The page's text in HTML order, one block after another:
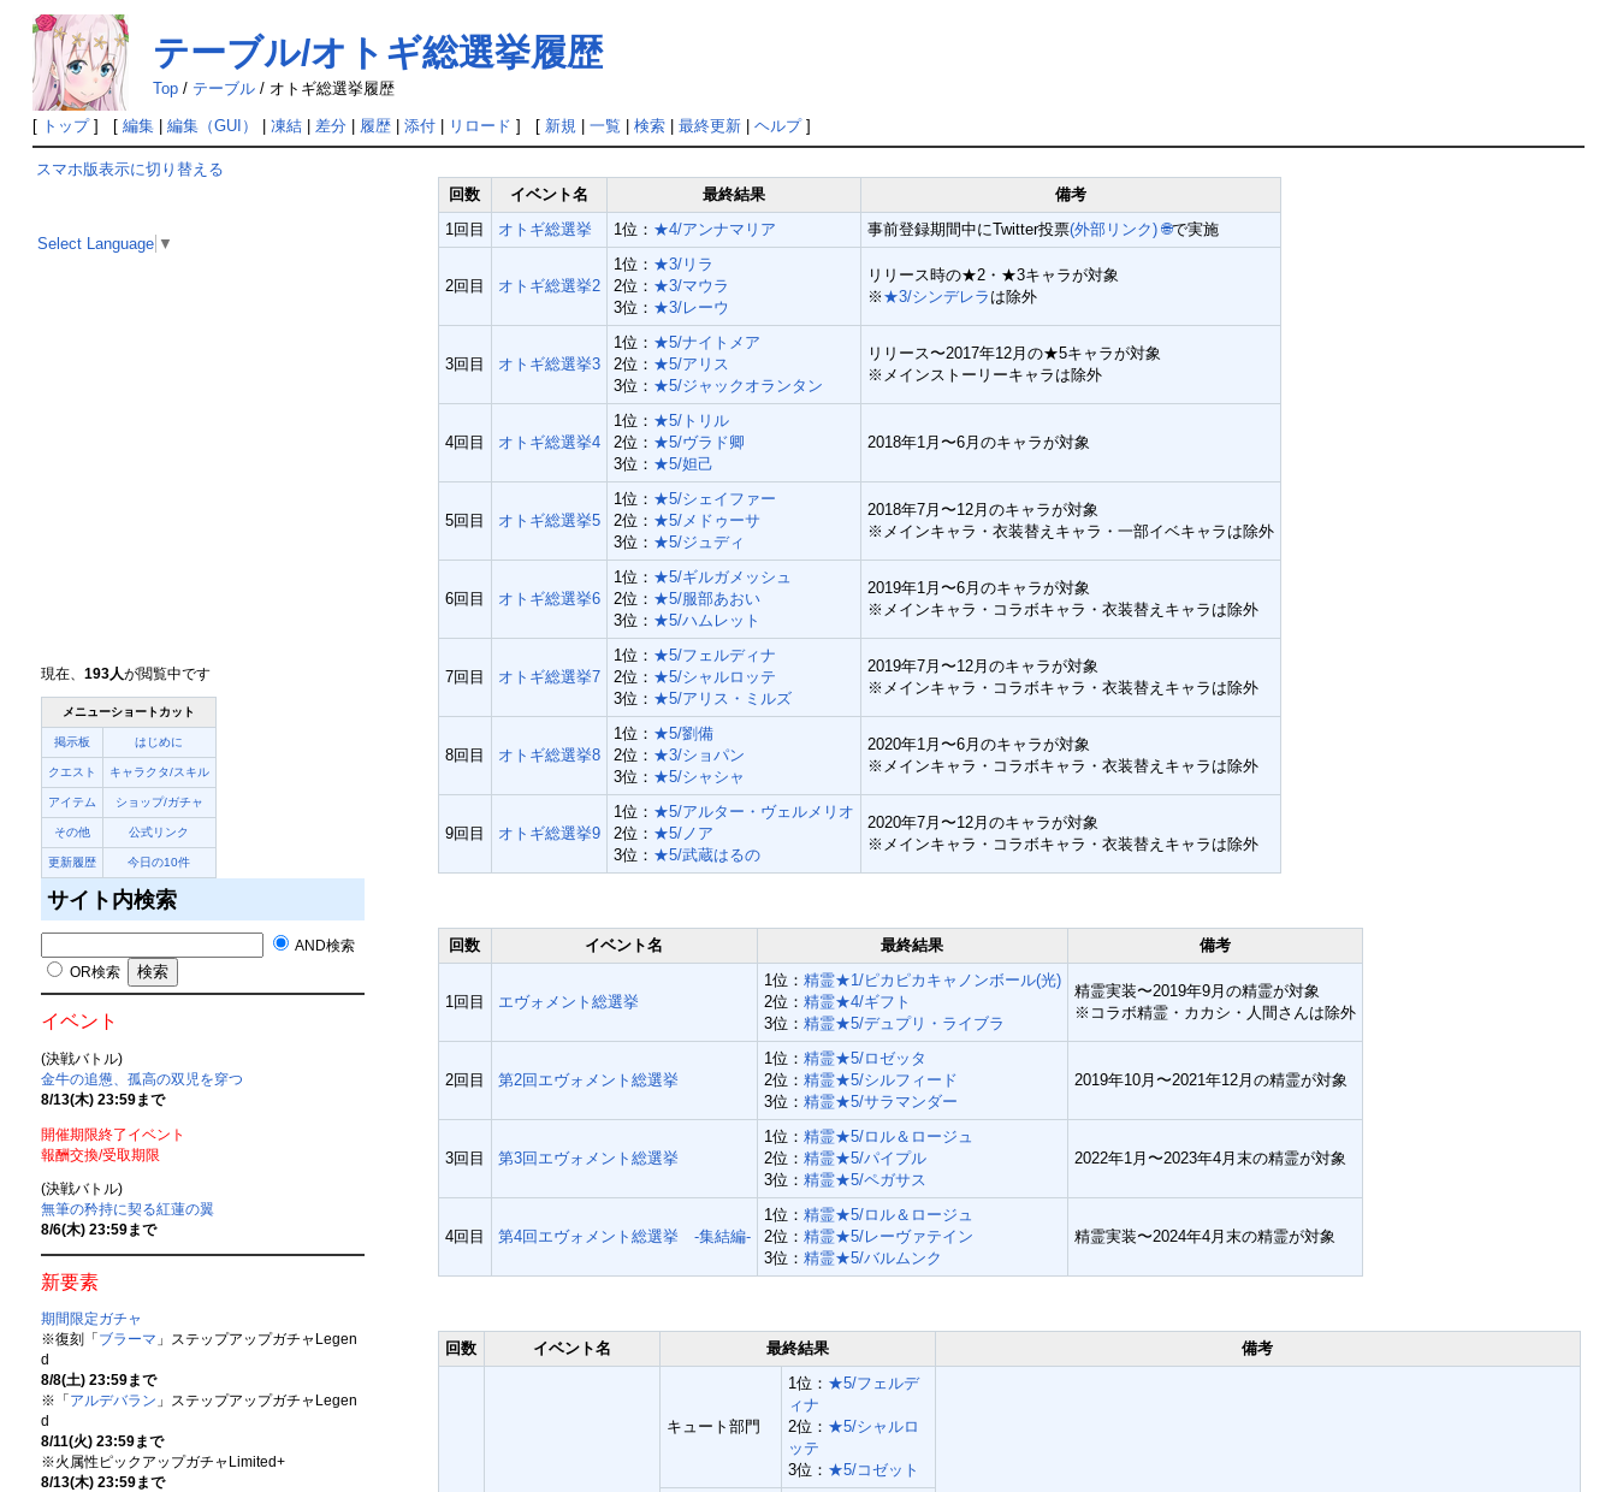
テーブル/オトギ総選挙履歴
Top/ テーブル/ オトギ総選挙履歴
[ トップ] [ 編集| 編集（GUI） 凍結| 差分| 履歴| 添付| リロード ] [ 新規| 一覧 検索| 最終更新| ヘルプ]
スマホ版表示に切り替える
Select Language ▼
現在、 193人が閲覧中です
メニューショートカット
掲示板 はじめに
クエスト キャラクタ/スキル
アイテム ショップ/ガチャ
その他 公式リンク
更新履歴 今日の10件
サイト内検索
AND検索
OR検索
イベント
(決戦バトル)
金牛の追憊、孤高の双児を穿つ
8/13(木) 23:59まで
開催期限終了イベント
報酬交換/受取期限
(決戦バトル)
無筆の矜持に契る紅蓮の翼
8/6(木) 23:59まで
新要素
期間限定ガチャ
※復刻「 ブラーマ 」ステップアップガチャLegen
d
8/8(土) 23:59まで
※「 アルデバラン 」ステップアップガチャLegen
d
8/11(火) 23:59まで
※火属性ピックアップガチャLimited+
8/13(木) 23:59まで
回数 イベント名 最終結果
備考
1回目
オトギ総選挙 1位： ★4/アンナマリア 事前登録期間中にTwitter投票(外部リンク)🌐で実施
2回目 オトギ総選挙2
1位： ★3/リラ
2位： ★3/マウラ
3位： ★3/レーウ
リリース時の★2・★3キャラが対象
※ ★3/シンデレラ は除外
3回目 オトギ総選挙3
1位： ★5/ナイトメア
2位： ★5/アリス
3位： ★5/ジャックオランタン
リリース〜2017年12月の★5キャラが対象
※メインストーリーキャラは除外
4回目 オトギ総選挙4
1位： ★5/トリル
2位： ★5/ヴラド卿
3位： ★5/妲己
2018年1月〜6月のキャラが対象
5回目 オトギ総選挙5
1位： ★5/シェイファー
2位： ★5/メドゥーサ
3位： ★5/ジュディ
2018年7月〜12月のキャラが対象
※メインキャラ・衣装替えキャラ・一部イベキャラは除外
6回目 オトギ総選挙6
1位： ★5/ギルガメッシュ
2位： ★5/服部あおい
3位： ★5/ハムレット
2019年1月〜6月のキャラが対象
※メインキャラ・コラボキャラ・衣装替えキャラは除外
7回目 オトギ総選挙7
1位： ★5/フェルディナ
2位： ★5/シャルロッテ
3位： ★5/アリス・ミルズ
2019年7月〜12月のキャラが対象
※メインキャラ・コラボキャラ・衣装替えキャラは除外
8回目 オトギ総選挙8
1位： ★5/劉備
2位： ★3/ショパン
3位： ★5/シャシャ
2020年1月〜6月のキャラが対象
※メインキャラ・コラボキャラ・衣装替えキャラは除外
9回目 オトギ総選挙9
1位： ★5/アルター・ヴェルメリオ
2位： ★5/ノア
3位： ★5/武蔵はるの
2020年7月〜12月のキャラが対象
※メインキャラ・コラボキャラ・衣装替えキャラは除外
回数 イベント名 最終結果 備考
1回目 エヴォメント総選挙
1位： 精霊★1/ピカピカキャノンボール(光)
2位： 精霊★4/ギフト
3位： 精霊★5/デュプリ・ライブラ
精霊実装〜2019年9月の精霊が対象
※コラボ精霊・カカシ・人間さんは除外
2回目 第2回エヴォメント総選挙
1位： 精霊★5/ロゼッタ
2位： 精霊★5/シルフィード
3位： 精霊★5/サラマンダー
2019年10月〜2021年12月の精霊が対象
3回目 第3回エヴォメント総選挙
1位： 精霊★5/ロル＆ロージュ
2位： 精霊★5/パイプル
3位： 精霊★5/ペガサス
2022年1月〜2023年4月末の精霊が対象
4回目 第4回エヴォメント総選挙 -集結編-
1位： 精霊★5/ロル＆ロージュ
2位： 精霊★5/レーヴァテイン
3位： 精霊★5/バルムンク
精霊実装〜2024年4月末の精霊が対象
回数 イベント名 最終結果 備考
キュート部門
1位： ★5/フェルデ
ィナ
2位： ★5/シャルロ
ッテ
3位： ★5/コゼット